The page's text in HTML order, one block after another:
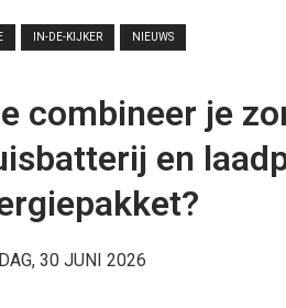
IN-DE-KIJKER NIEUWS
combineer je
en
30 JUNI 2026